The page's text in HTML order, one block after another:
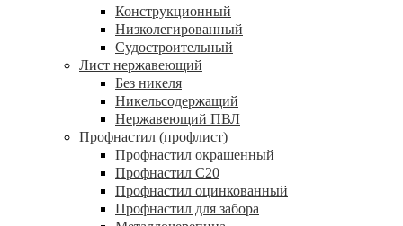
Конструкционный
Низколегированный
Судостроительный
Лист нержавеющий
Без никеля
Никельсодержащий
Нержавеющий ПВЛ
Профнастил (профлист)
Профнастил окрашенный
Профнастил С20
Профнастил оцинкованный
Профнастил для забора